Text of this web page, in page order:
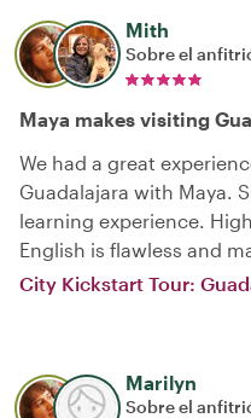
Mith
Sobre el
Maya makes visiting
We had a great
Guadalajara with Maya.
learning experience.
English is flawless and
City Kickstart Tour:
Marilyn
Sobre el